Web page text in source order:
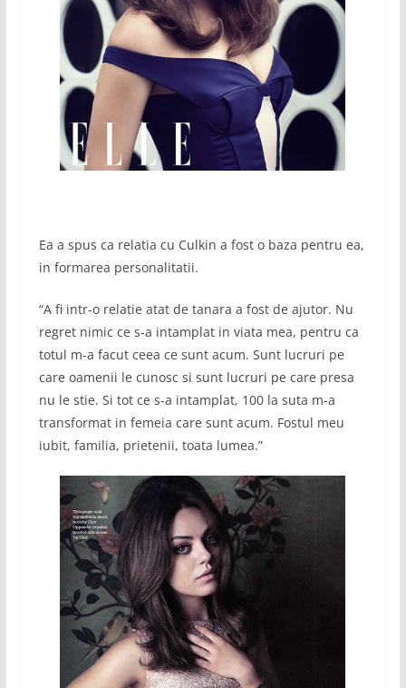
Ea a spus ca relatia cu Culkin a fost o baza pentru ea,
in formarea personalitatii.
“A fi intr-o relatie atat de tanara a fost de ajutor. Nu
regret nimic ce s-a intamplat in viata mea, pentru ca
totul m-a facut ceea ce sunt acum. Sunt lucruri pe
care oamenii le cunosc si sunt lucruri pe care presa
nu le stie. Si tot ce s-a intamplat, 100 la suta m-a
transformat in femeia care sunt acum. Fostul meu
iubit, familia, prietenii, toata lumea.”